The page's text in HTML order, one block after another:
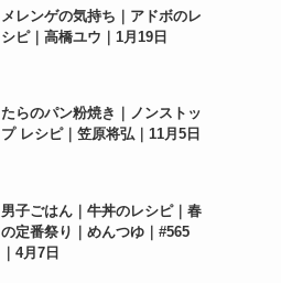
メレンゲの気持ち｜アドボのレ
シピ｜高橋ユウ｜1月19日
たらのパン粉焼き｜ノンストッ
プ レシピ｜笠原将弘｜11月5日
男子ごはん｜牛丼のレシピ｜春
の定番祭り｜めんつゆ｜#565
｜4月7日